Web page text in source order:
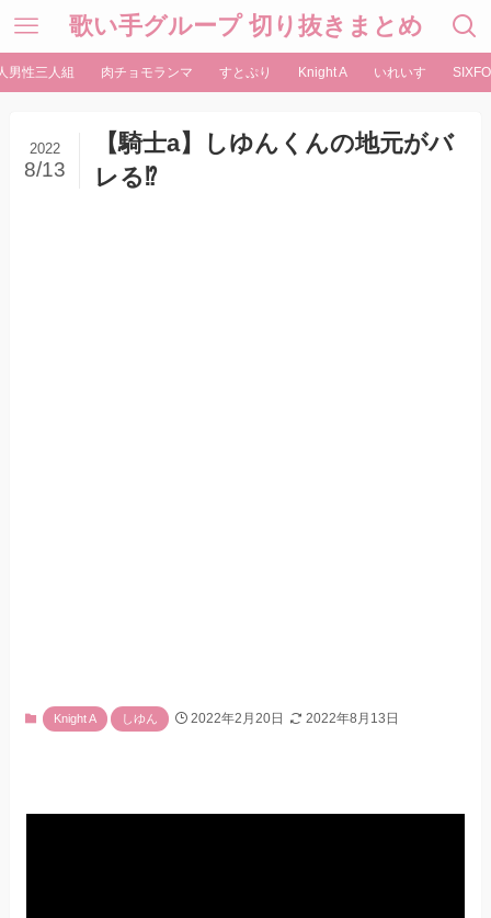
歌い手グループ 切り抜きまとめ
男性三人組 肉チョモランマ すとぷり Knight A いれいす
【騎士a】しゆんくんの地元がバ
レる⁉︎
2022
8/13
Knight A しゆん 2022年2月20日 2022年8月13日